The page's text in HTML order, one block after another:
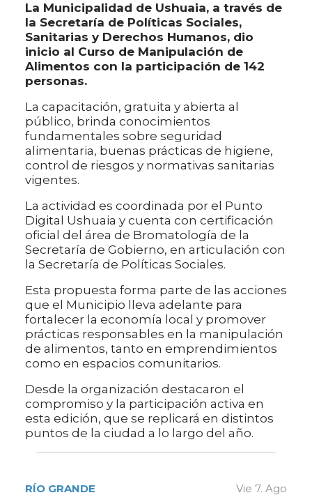
La Municipalidad de Ushuaia, a través de
la Secretaría de Políticas Sociales,
Sanitarias y Derechos Humanos, dio
inicio al Curso de Manipulación de
Alimentos con la participación de 142
personas.
La capacitación, gratuita y abierta al
público, brinda conocimientos
fundamentales sobre seguridad
alimentaria, buenas prácticas de higiene,
control de riesgos y normativas sanitarias
vigentes.
La actividad es coordinada por el Punto
Digital Ushuaia y cuenta con certificación
oficial del área de Bromatología de la
Secretaría de Gobierno, en articulación con
la Secretaría de Políticas Sociales.
Esta propuesta forma parte de las acciones
que el Municipio lleva adelante para
fortalecer la economía local y promover
prácticas responsables en la manipulación
de alimentos, tanto en emprendimientos
como en espacios comunitarios.
Desde la organización destacaron el
compromiso y la participación activa en
esta edición, que se replicará en distintos
puntos de la ciudad a lo largo del año.
RÍO GRANDE Vie 7. Ago